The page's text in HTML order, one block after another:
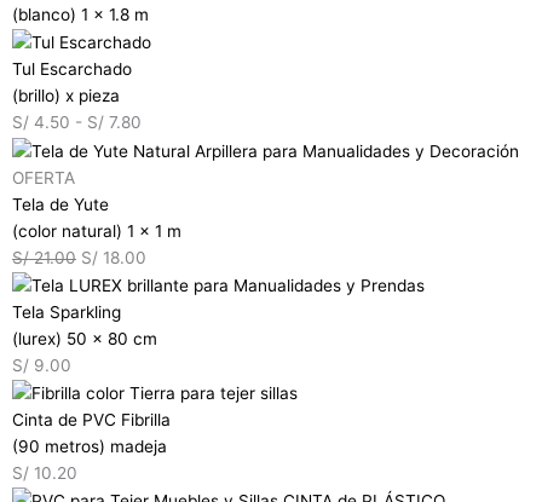
(blanco) 1 x 1.8 m
Tul Escarchado
(brillo) x pieza
S/ 4.50 - S/ 7.80
OFERTA
Tela de Yute
(color natural) 1 x 1 m
S/21.00 S/ 18.00
Tela Sparkling
(lurex) 50 x 80 cm
S/ 9.00
Cinta de PVC Fibrilla
(90 metros) madeja
S/ 10.20